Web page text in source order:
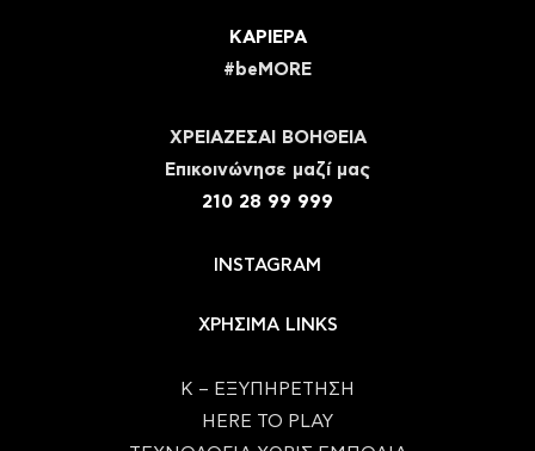
ΚΑΡΙΕΡΑ
#beMORE
ΧΡΕΙΑΖΕΣΑΙ ΒΟΗΘΕΙΑ
Eπικοινώνησε μαζί μας
210 28 99 999
INSTAGRAM
ΧΡΗΣΙΜΑ LINKS
Κ – ΕΞΥΠΗΡΕΤΗΣΗ
HERE TO PLAY